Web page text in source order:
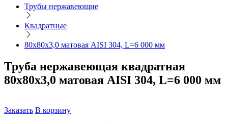
Трубы нержавеющие
Квадратные
80х80х3,0 матовая AISI 304, L=6 000 мм
Труба нержавеющая квадратная
80х80х3,0 матовая AISI 304, L=6 000 мм
Заказать В корзину